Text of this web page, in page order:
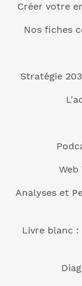
Créer votre
Nos fiches
Stratégie
Web
Analyses et
Livre blanc :